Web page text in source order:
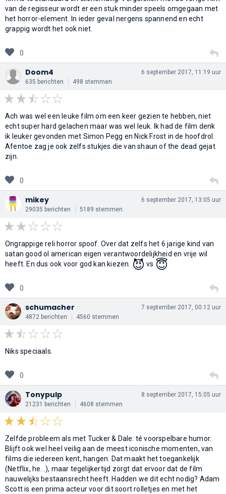
van de regisseur wordt er een stuk minder speels omgegaan met
het horror-element. In ieder geval nergens spannend en echt
grappig wordt het ook niet.
0
Doom4
635 berichten 498 stemmen
6 september 2017, 11:19 uur
Ach was wel een leuke film om een keer gezien te hebben, niet
echt super hard gelachen maar was wel leuk. Ik had de film denk
ik leuker gevonden met Simon Pegg en Nick Frost in de hoofdrol.
Afentoe zag je ook zelfs stukjes die van shaun of the dead gejat
zijn.
0
mikey
29035 berichten 5189 stemmen
6 september 2017, 13:05 uur
Ongrappige reli horror spoof. Over dat zelfs het 6 jarige kind van
satan good ol american eigen verantwoordelijkheid en vrije wil
heeft. En dus ook voor god kan kiezen.
😈 vs 😇
0
schumacher
4872 berichten 4560 stemmen
7 september 2017, 00:12 uur
Niks speciaals.
0
Tonypulp
21231 berichten 4608 stemmen
8 september 2017, 15:05 uur
Zelfde probleem als met Tucker & Dale: té voorspelbare humor.
Blijft ook wel heel veilig aan de meest iconische momenten, van
films die iedereen kent, hangen. Dat maakt het toegankelijk
(Netflix, he...), maar tegelijkertijd zorgt dat ervoor dat de film
nauwelijks bestaansrecht heeft. Hadden we dit echt nodig? Adam
Scott is een prima acteur voor dit soort rolletjes en met het